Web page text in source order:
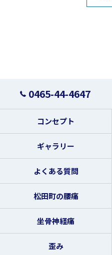
0465-44-4647
コンセプト
ギャラリー
よくある質問
松田町の腰痛
坐骨神経痛
歪み